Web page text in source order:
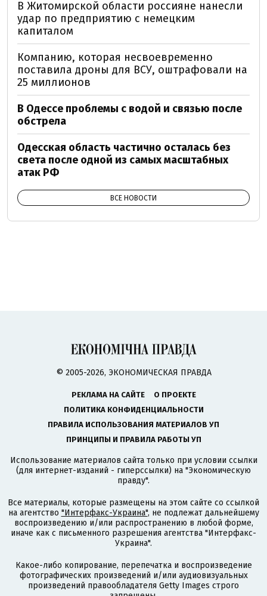
В Житомирской области россияне нанесли
удар по предприятию с немецким
капиталом
Компанию, которая несвоевременно
поставила дроны для ВСУ, оштрафовали на
25 миллионов
В Одессе проблемы с водой и связью после
обстрела
Одесская область частично осталась без
света после одной из самых масштабных
атак РФ
ВСЕ НОВОСТИ
© 2005-2026, ЭКОНОМИЧЕСКАЯ ПРАВДА
РЕКЛАМА НА САЙТЕ
О ПРОЕКТЕ
ПОЛИТИКА КОНФИДЕНЦИАЛЬНОСТИ
ПРАВИЛА ИСПОЛЬЗОВАНИЯ МАТЕРИАЛОВ УП
ПРИНЦИПЫ И ПРАВИЛА РАБОТЫ УП
Использование материалов сайта только при условии ссылки
(для интернет-изданий - гиперссылки) на "Экономическую
правду".
Все материалы, которые размещены на этом сайте со ссылкой
на агентство "Интерфакс-Украина", не подлежат дальнейшему
воспроизведению и/или распространению в любой форме,
иначе как с письменного разрешения агентства "Интерфакс-
Украина".
Какое-либо копирование, перепечатка и воспроизведение
фотографических произведений и/или аудиовизуальных
произведений правообладателя Getty Images строго